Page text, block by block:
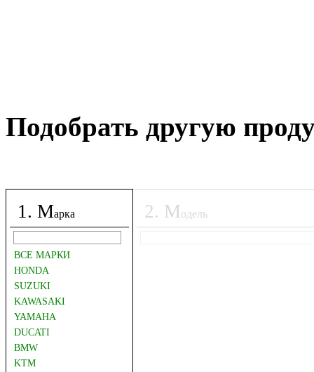
Подобрать другую
1. Марка
ВСЕ МАРКИ
HONDA
SUZUKI
KAWASAKI
YAMAHA
DUCATI
BMW
KTM
2. Модель